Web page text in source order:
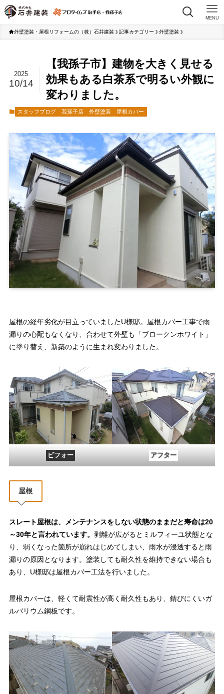
MENU
外壁塗装・屋根リフォームの（株）石井建装 記事カテゴリー 外壁塗装
【我孫子市】建物を大きく見せる
効果もある白茶系で明るい外観に
変わりました。
2025
10/14
スタッフブログ 我孫子店 外壁塗装 屋根カバー
屋根の経年劣化が目立っていましたU様邸。屋根カバー工事で雨
漏りの心配もなくなり、合わせて外壁も「ブロークンホワイト」
に塗り替え、新築のように生まれ変わりました。
ビフォー アフター
屋根
スレート屋根は、メンテナンスをしない状態のままだと寿命は20
～30年と言われています。 剥離が広がるとミルフィーユ状態とな
り、弱くなった箇所が崩れはじめてしまい、雨水が浸透すると雨
漏りの原因となります。塗装しても耐久性を維持できない場合も
あり、U様邸は屋根カバー工法を行いました。
屋根カバーは、軽くて耐震性が高く耐久性もあり、錆びにくいガ
ルバリウム鋼板です。